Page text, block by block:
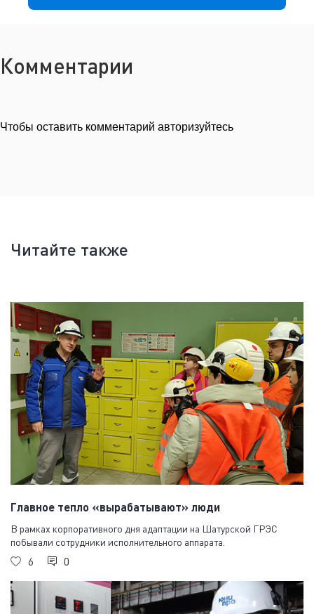
Комментарии
Чтобы оставить комментарий авторизуйтесь
Читайте также
Главное тепло «вырабатывают» люди
В рамках корпоративного дня адаптации на Шатурской ГРЭС
побывали сотрудники исполнительного аппарата.
6 0